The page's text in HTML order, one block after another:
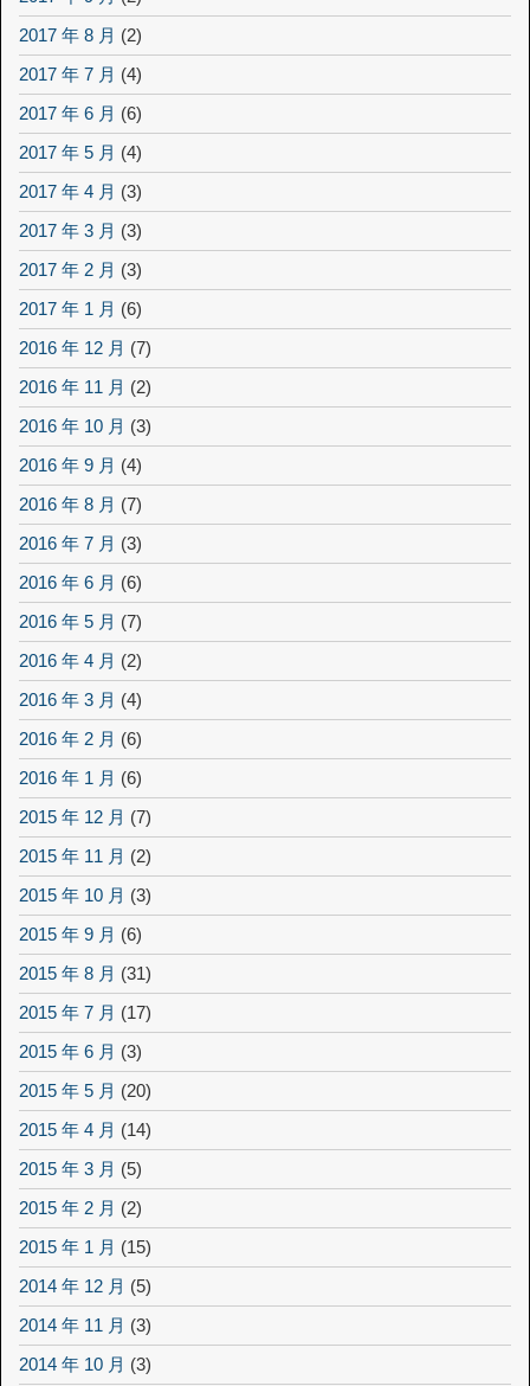
2017 年 8 月 (2)
2017 年 7 月 (4)
2017 年 6 月 (6)
2017 年 5 月 (4)
2017 年 4 月 (3)
2017 年 3 月 (3)
2017 年 2 月 (3)
2017 年 1 月 (6)
2016 年 12 月 (7)
2016 年 11 月 (2)
2016 年 10 月 (3)
2016 年 9 月 (4)
2016 年 8 月 (7)
2016 年 7 月 (3)
2016 年 6 月 (6)
2016 年 5 月 (7)
2016 年 4 月 (2)
2016 年 3 月 (4)
2016 年 2 月 (6)
2016 年 1 月 (6)
2015 年 12 月 (7)
2015 年 11 月 (2)
2015 年 10 月 (3)
2015 年 9 月 (6)
2015 年 8 月 (31)
2015 年 7 月 (17)
2015 年 6 月 (3)
2015 年 5 月 (20)
2015 年 4 月 (14)
2015 年 3 月 (5)
2015 年 2 月 (2)
2015 年 1 月 (15)
2014 年 12 月 (5)
2014 年 11 月 (3)
2014 年 10 月 (3)